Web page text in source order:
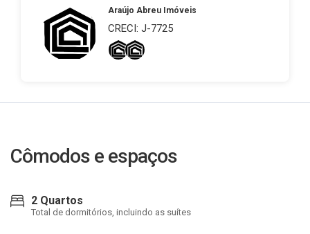
Araújo Abreu Imóveis
CRECI: J-7725
Cômodos e espaços
2 Quartos
Total de dormitórios, incluindo as suítes